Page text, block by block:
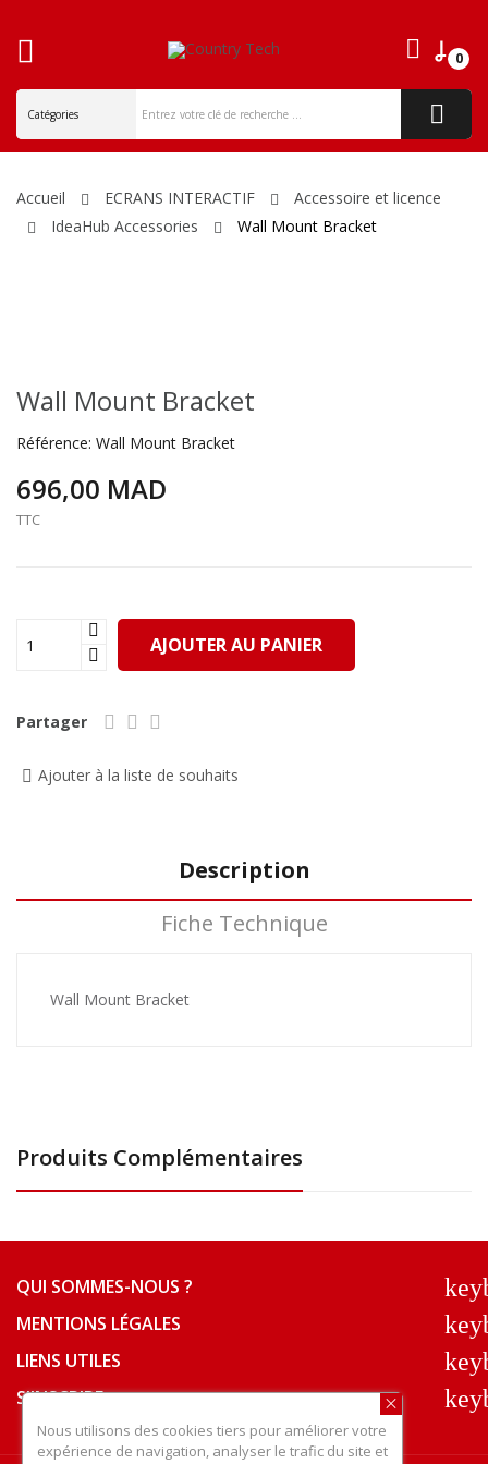
0
Accueil ECRANS INTERACTIF
Accessoire et licence
IdeaHub Accessories
Wall Mount Bracket
Wall Mount Bracket
Référence: Wall Mount Bracket
696,00 MAD
TTC
AJOUTER AU PANIER
Partager
Ajouter à la liste de souhaits
Description
Fiche Technique
Wall Mount Bracket
Produits Complémentaires
QUI SOMMES-NOUS ?
MENTIONS LÉGALES
LIENS UTILES
S'INSCRIRE
Nous utilisons des cookies tiers pour améliorer votre
expérience de navigation, analyser le trafic du site et